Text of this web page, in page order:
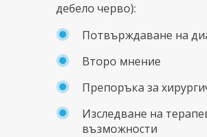
дебело черво):
Потвърждаване на
Второ мнение
Препоръка за
Изследване на
възможности